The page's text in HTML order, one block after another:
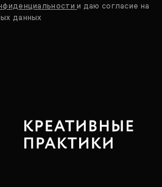
и даю согласие на
данных